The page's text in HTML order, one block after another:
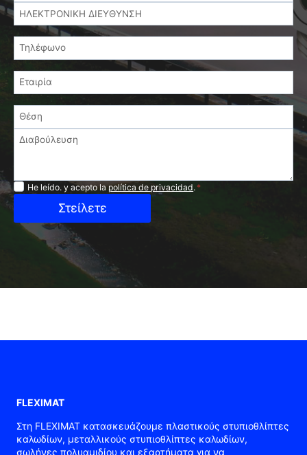
Privacidad
He leído. y acepto lapolítica de privacidad. *
Στείλετε
FLEXIMAT
Στη FLEXIMAT κατασκευάζουμε πλαστικούς στυπιοθλίπτες
καλωδίων, μεταλλικούς στυπιοθλίπτες καλωδίων,
σωλήνες πολυαμιδίου και εξαρτήματα για να